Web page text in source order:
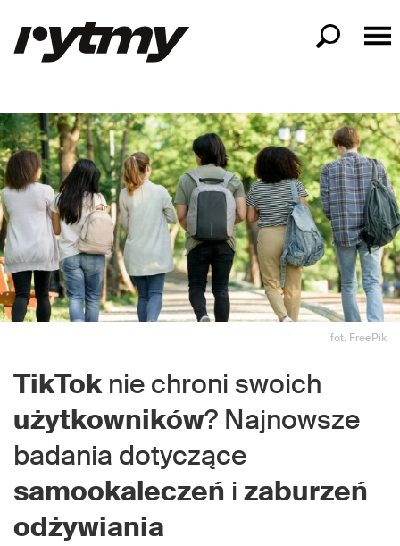
fot. FreePik
TikToknie chroni swoich
użytkowników? Najnowsze
badania dotyczące
samookaleczeń i zaburzeń
odżywiania